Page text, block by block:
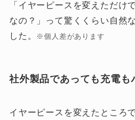
「イヤーピースを変えただけ
なの？」って驚くくらい自然
した。
※個人差があります
社外製品であっても充電も
イヤーピースを変えたところ